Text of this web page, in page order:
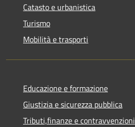
Catasto e urbanistica
Turismo
Mobilità e trasporti
Educazione e formazione
Giustizia e sicurezza pubblica
Tributi,finanze e contravvenzioni